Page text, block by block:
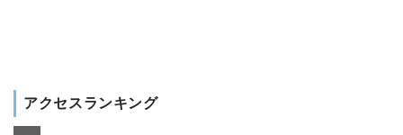
アクセスランキング